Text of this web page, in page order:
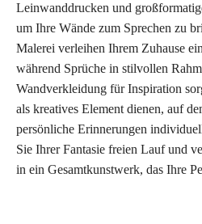
Leinwanddrucken und
um Ihre Wände zum Sprechen zu
Malerei verleihen Ihrem Zuhause
während Sprüche in stilvollen
Wandverkleidung für Inspiration
als kreatives Element dienen, auf
persönliche Erinnerungen
Sie Ihrer Fantasie freien Lauf und
in ein Gesamtkunstwerk, das Ihre